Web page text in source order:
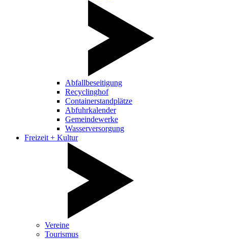
Abfallbeseitigung
Recyclinghof
Containerstandplätze
Abfuhrkalender
Gemeindewerke
Wasserversorgung
Freizeit + Kultur
Vereine
Tourismus